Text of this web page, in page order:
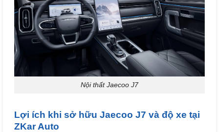
Nội thất Jaecoo J7
Lợi ích khi sở hữu Jaecoo J7 và độ xe tại
ZKar Auto